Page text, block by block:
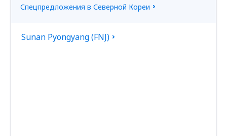
Спецпредложения в Северной Кореи
Sunan Pyongyang (FNJ)